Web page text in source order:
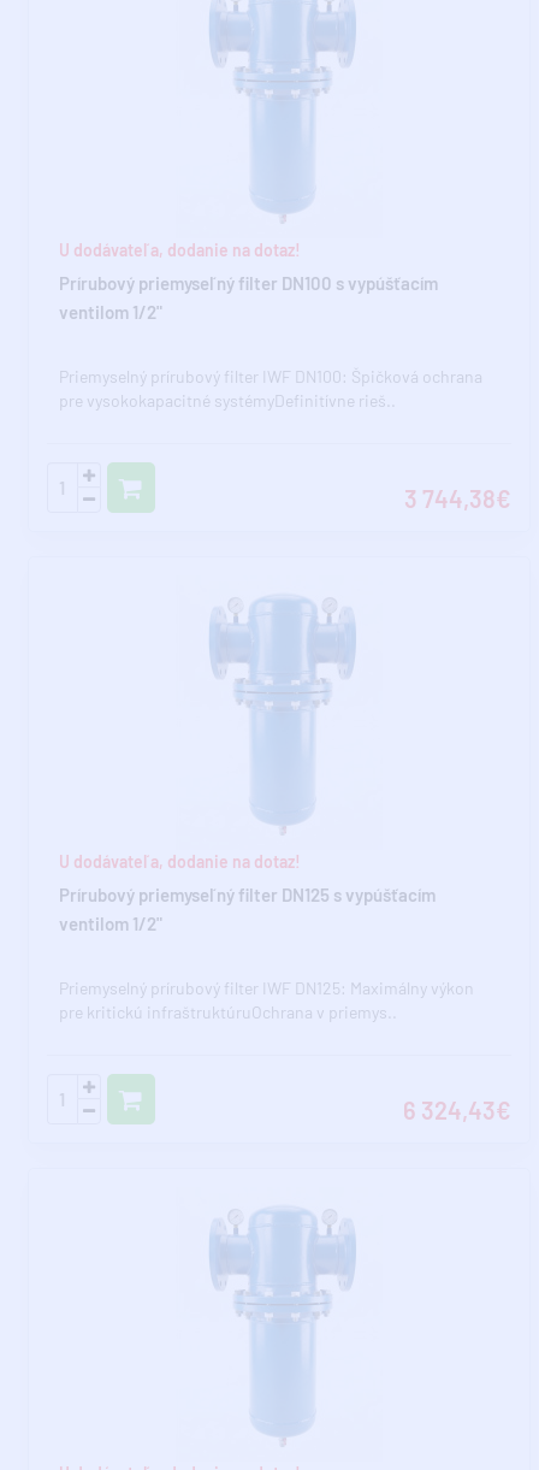
U dodávateľa, dodanie na dotaz!
Prírubový priemyseľný filter DN100 s vypúšťacím
ventilom 1/2"
Priemyselný prírubový filter IWF DN100: Špičková ochrana
pre vysokokapacitné systémyDefinitívne rieš..
3 744,38€
U dodávateľa, dodanie na dotaz!
Prírubový priemyseľný filter DN125 s vypúšťacím
ventilom 1/2"
Priemyselný prírubový filter IWF DN125: Maximálny výkon
pre kritickú infraštruktúruOchrana v priemys..
6 324,43€